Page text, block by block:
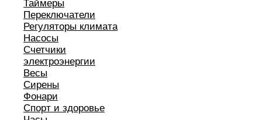
Таймеры
Переключатели
Регуляторы климата
Насосы
Счетчики
электроэнергии
Весы
Сирены
Фонари
Спорт и здоровье